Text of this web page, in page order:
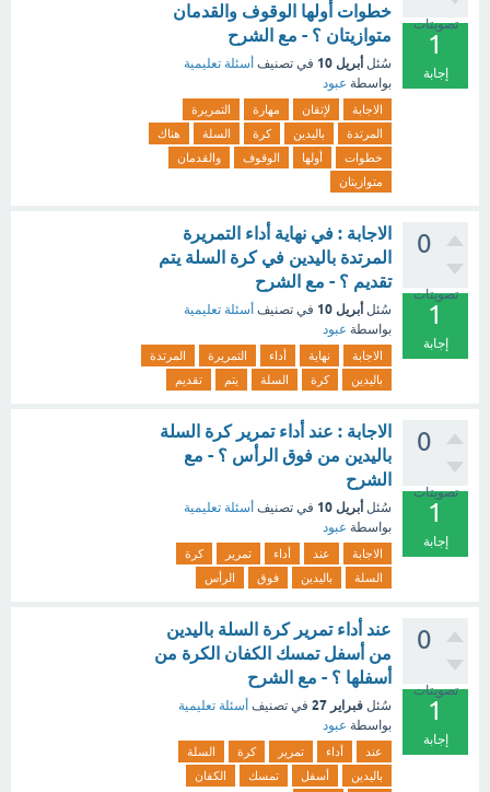
تصويتات
1
إجابة
خطوات أولها الوقوف والقدمان
متوازيتان ؟ - مع الشرح
سُئل أبريل 10 في تصنيف أسئلة تعليمية
بواسطة عبود
الاجابة لإتقان مهارة
التمريرة
المرتدة
باليدين كرة السلة
هناك
خطوات
أولها الوقوف
والقدمان
متوازيتان
0
تصويتات
1
إجابة
الاجابة : في نهاية أداء التمريرة
المرتدة باليدين في كرة السلة يتم
تقديم ؟ - مع الشرح
سُئل أبريل 10 في تصنيف أسئلة تعليمية
بواسطة عبود
الاجابة نهاية أداء التمريرة
المرتدة
باليدين
كرة السلة يتم تقديم
0
تصويتات
1
إجابة
الاجابة : عند أداء تمرير كرة السلة
باليدين من فوق الرأس ؟ - مع
الشرح
سُئل أبريل 10 في تصنيف أسئلة تعليمية
بواسطة عبود
الاجابة عند أداء تمرير
كرة
السلة
باليدين فوق الرأس
0
تصويتات
1
إجابة
عند أداء تمرير كرة السلة باليدين
من أسفل تمسك الكفان الكرة من
أسفلها ؟ - مع الشرح
سُئل فبراير 27 في تصنيف أسئلة تعليمية
بواسطة عبود
عند أداء تمرير كرة
السلة
باليدين
أسفل تمسك الكفان